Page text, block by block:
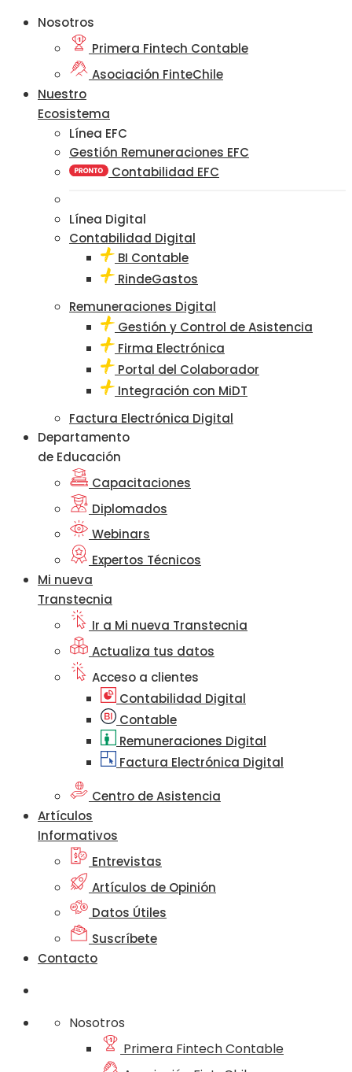
Nosotros
Primera Fintech Contable
Asociación FinteChile
Nuestro
Ecosistema
Línea EFC
Gestión Remuneraciones EFC
Contabilidad EFC
Línea Digital
Contabilidad Digital
BI Contable
RindeGastos
Remuneraciones Digital
Gestión y Control de Asistencia
Firma Electrónica
Portal del Colaborador
Integración con MiDT
Factura Electrónica Digital
Departamento
de Educación
Capacitaciones
Diplomados
Webinars
Expertos Técnicos
Mi nueva
Transtecnia
Ir a Mi nueva Transtecnia
Actualiza tus datos
Acceso a clientes
Contabilidad Digital
Contable
Remuneraciones Digital
Factura Electrónica Digital
Centro de Asistencia
Artículos
Informativos
Entrevistas
Artículos de Opinión
Datos Útiles
Suscríbete
Contacto
Nosotros
Primera Fintech Contable